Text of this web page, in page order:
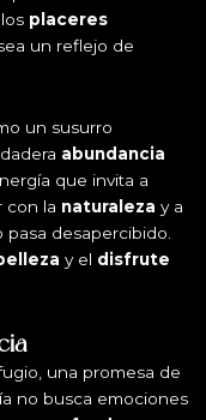
placeres
un reflejo de
un susurro
abundancia
que invita a
con la naturaleza y a
desapercibido.
y el disfrute
una promesa de
no busca emociones